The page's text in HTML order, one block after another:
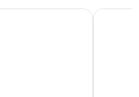
de 3 horas - Tour Paseo en